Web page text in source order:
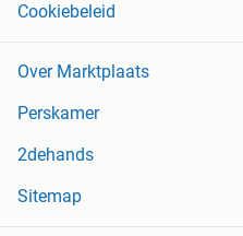
Cookiebeleid
Over Marktplaats
Perskamer
2dehands
Sitemap